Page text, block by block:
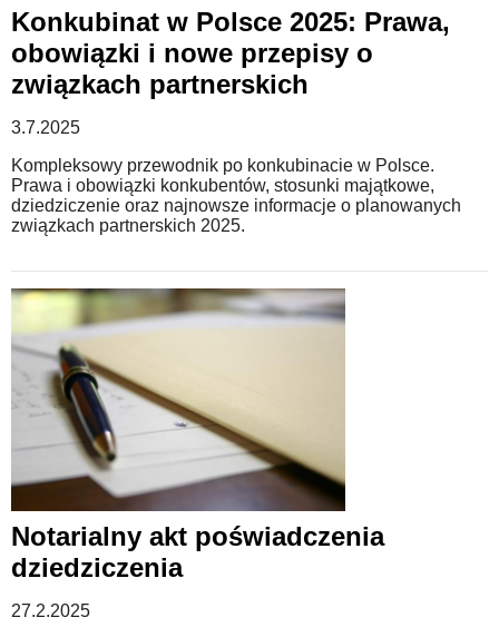
Konkubinat w Polsce 2025: Prawa,
obowiązki i nowe przepisy o
związkach partnerskich
3.7.2025
Kompleksowy przewodnik po konkubinacie w Polsce.
Prawa i obowiązki konkubentów, stosunki majątkowe,
dziedziczenie oraz najnowsze informacje o planowanych
związkach partnerskich 2025.
Notarialny akt poświadczenia
dziedziczenia
27.2.2025